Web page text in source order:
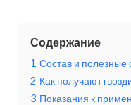
Содержание
1 Состав и полезные
2 Как получают
3 Показания к